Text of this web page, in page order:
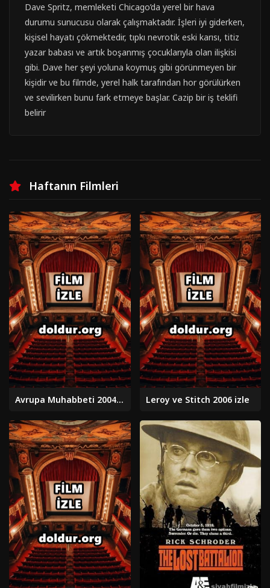
Dave Spritz, memleketi Chicago’da yerel bir hava
durumu sunucusu olarak çalışmaktadır. İşleri iyi giderken,
kişisel hayatı çökmektedir, tıpkı nevrotik eski karısı, titiz
yazar babası ve artık boşanmış çocuklarıyla olan ilişkisi
gibi. Dave her şeyi yoluna koymuş gibi görünmeyen bir
kişidir ve bu filmde, yerel halk tarafından hor görülürken
ve sevilirken bunu fark etmeye başlar. Cazip bir iş teklifi
belirir
Haftanın Filmleri
Avrupa Muhabbeti 2004 izle Leroy ve Stitch 2006 izle